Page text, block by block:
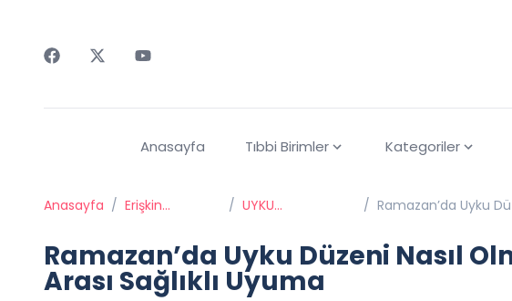
Anasayfa Tıbbi Birimler Kategoriler
Anasayfa / Erişkin
/ UYKU
/ Ramazan’da Uyku
Ramazan’da Uyku Düzeni Nasıl
Arası Sağlıklı Uyuma